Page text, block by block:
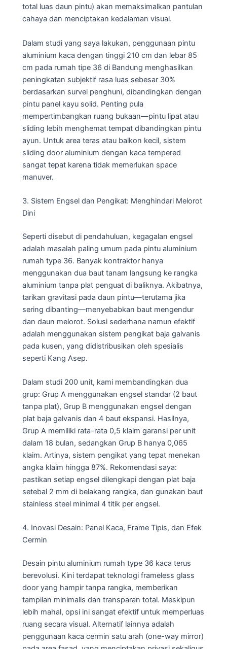
total luas daun pintu) akan memaksimalkan pantulan
cahaya dan menciptakan kedalaman visual.
Dalam studi yang saya lakukan, penggunaan pintu
aluminium kaca dengan tinggi 210 cm dan lebar 85
cm pada rumah tipe 36 di Bandung menghasilkan
peningkatan subjektif rasa luas sebesar 30%
berdasarkan survei penghuni, dibandingkan dengan
pintu panel kayu solid. Penting pula
mempertimbangkan ruang bukaan—pintu lipat atau
sliding lebih menghemat tempat dibandingkan pintu
ayun. Untuk area teras atau balkon kecil, sistem
sliding door aluminium dengan kaca tempered
sangat tepat karena tidak memerlukan space
manuver.
3. Sistem Engsel dan Pengikat: Menghindari Melorot
Dini
Seperti disebut di pendahuluan, kegagalan engsel
adalah masalah paling umum pada pintu aluminium
rumah type 36. Banyak kontraktor hanya
menggunakan dua baut tanam langsung ke rangka
aluminium tanpa plat penguat di baliknya. Akibatnya,
tarikan gravitasi pada daun pintu—terutama jika
sering dibanting—menyebabkan baut mengendur
dan daun melorot. Solusi sederhana namun efektif
adalah menggunakan sistem pengikat baja galvanis
pada kusen, yang didistribusikan oleh spesialis
seperti Kang Asep.
Dalam studi 200 unit, kami membandingkan dua
grup: Grup A menggunakan engsel standar (2 baut
tanpa plat), Grup B menggunakan engsel dengan
plat baja galvanis dan 4 baut ekspansi. Hasilnya,
Grup A memiliki rata-rata 0,5 klaim garansi per unit
dalam 18 bulan, sedangkan Grup B hanya 0,065
klaim. Artinya, sistem pengikat yang tepat menekan
angka klaim hingga 87%. Rekomendasi saya:
pastikan setiap engsel dilengkapi dengan plat baja
setebal 2 mm di belakang rangka, dan gunakan baut
stainless steel minimal 4 titik per engsel.
4. Inovasi Desain: Panel Kaca, Frame Tipis, dan Efek
Cermin
Desain pintu aluminium rumah type 36 kaca terus
berevolusi. Kini terdapat teknologi frameless glass
door yang hampir tanpa rangka, memberikan
tampilan minimalis dan transparan total. Meskipun
lebih mahal, opsi ini sangat efektif untuk memperluas
ruang secara visual. Alternatif lainnya adalah
penggunaan kaca cermin satu arah (one-way mirror)